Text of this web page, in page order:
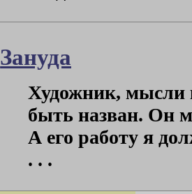
Зануда
Художник, мысли
быть назван. Он
А его работу я
. . .